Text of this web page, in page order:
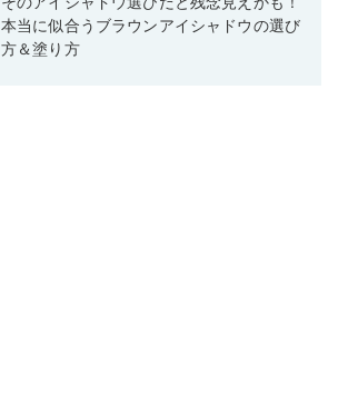
本当に似合うブラウンアイシャドウの選び
方＆塗り方